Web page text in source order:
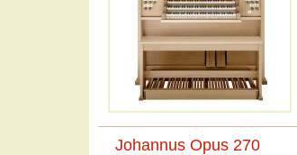
Johannus Opus 270